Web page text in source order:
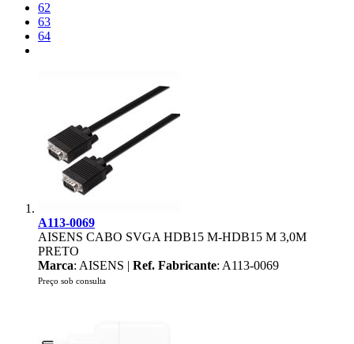
62
63
64
A113-0069
AISENS CABO SVGA HDB15 M-HDB15 M 3,0M
PRETO
Marca: AISENS | Ref. Fabricante: A113-0069
Preço sob consulta